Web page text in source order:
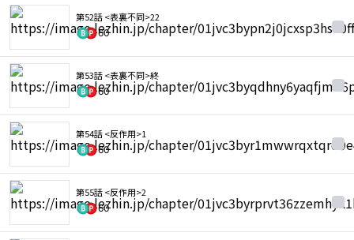
第52話 <表裏不同>22
60
第53話 <表裏不同>終
60
第54話 <反作用>1
60
第55話 <反作用>2
60